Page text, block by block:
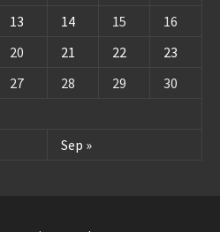
Sep »
13 14 15
16
20 21 22
23
27 28 29
30